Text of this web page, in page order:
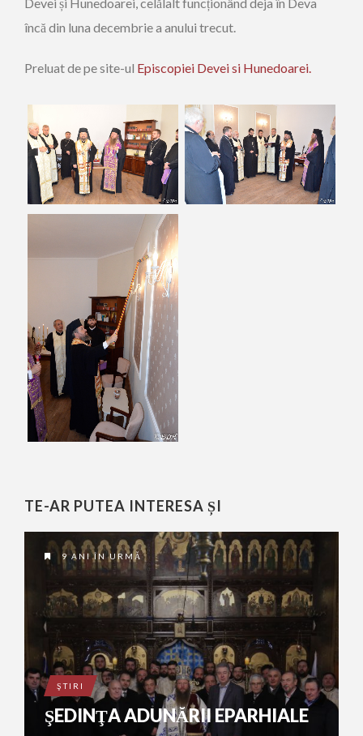
încă din luna decembrie a anului trecut.
Preluat de pe site-ul Episcopiei Devei si Hunedoarei.
TE-AR PUTEA INTERESA ȘI
9 ANI ÎN URMĂ
ŞTIRI
ŞEDINŢA ADUNĂRII EPARHIALE